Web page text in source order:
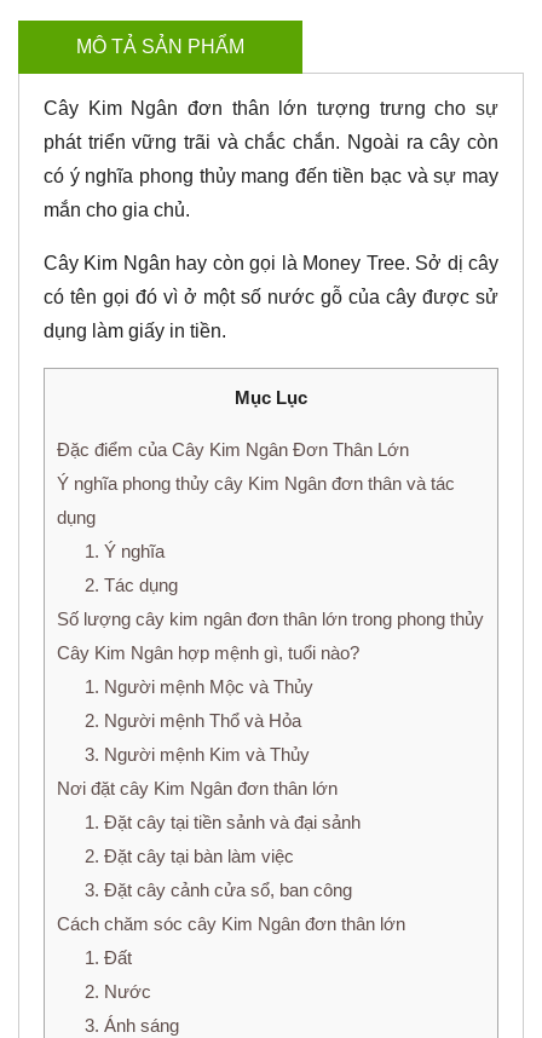
MÔ TẢ SẢN PHẨM
Cây Kim Ngân đơn thân lớn tượng trưng cho sự
phát triển vững trãi và chắc chắn. Ngoài ra cây còn
có ý nghĩa phong thủy mang đến tiền bạc và sự may
mắn cho gia chủ.
Cây Kim Ngân hay còn gọi là Money Tree. Sở dị cây
có tên gọi đó vì ở một số nước gỗ của cây được sử
dụng làm giấy in tiền.
Mục Lục
Đặc điểm của Cây Kim Ngân Đơn Thân Lớn
Ý nghĩa phong thủy cây Kim Ngân đơn thân và tác
dụng
1. Ý nghĩa
2. Tác dụng
Số lượng cây kim ngân đơn thân lớn trong phong thủy
Cây Kim Ngân hợp mệnh gì, tuổi nào?
1. Người mệnh Mộc và Thủy
2. Người mệnh Thổ và Hỏa
3. Người mệnh Kim và Thủy
Nơi đặt cây Kim Ngân đơn thân lớn
1. Đặt cây tại tiền sảnh và đại sảnh
2. Đặt cây tại bàn làm việc
3. Đặt cây cảnh cửa sổ, ban công
Cách chăm sóc cây Kim Ngân đơn thân lớn
1. Đất
2. Nước
3. Ánh sáng